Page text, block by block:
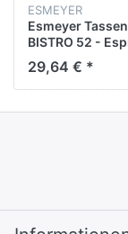
ESMEYER
Esmeyer
BISTRO 52 -
Set
29,64 € *